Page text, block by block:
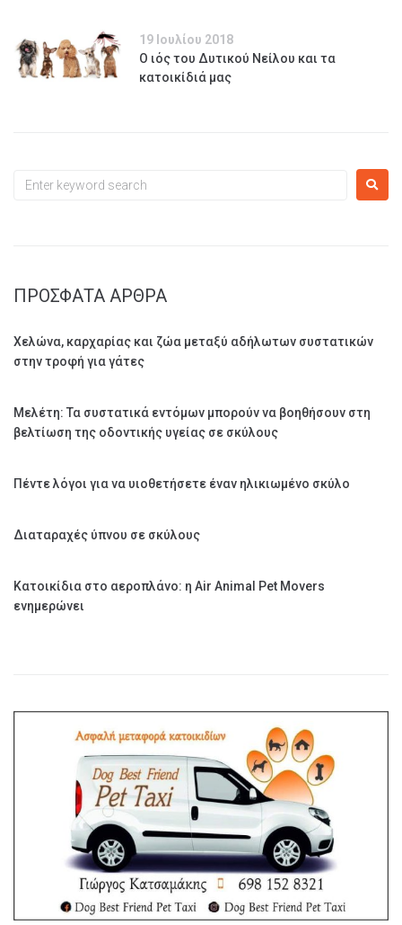
19 Ιουλίου 2018
Ο ιός του Δυτικού Νείλου και τα
κατοικίδιά μας
ΠΡΌΣΦΑΤΑ ΆΡΘΡΑ
Χελώνα, καρχαρίας και ζώα μεταξύ αδήλωτων συστατικών
στην τροφή για γάτες
Μελέτη: Τα συστατικά εντόμων μπορούν να βοηθήσουν στη
βελτίωση της οδοντικής υγείας σε σκύλους
Πέντε λόγοι για να υιοθετήσετε έναν ηλικιωμένο σκύλο
Διαταραχές ύπνου σε σκύλους
Κατοικίδια στο αεροπλάνο: η Air Animal Pet Movers
ενημερώνει